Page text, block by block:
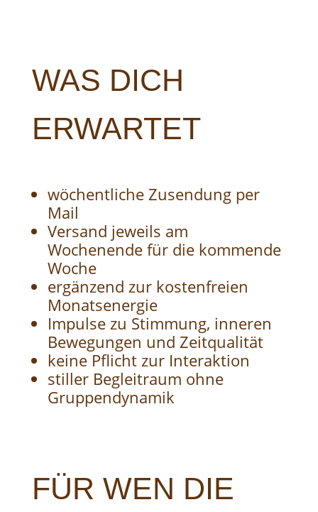
WAS DICH
ERWARTET
wöchentliche Zusendung per
Mail
Versand jeweils am
Wochenende für die kommende
Woche
ergänzend zur kostenfreien
Monatsenergie
Impulse zu Stimmung, inneren
Bewegungen und Zeitqualität
keine Pflicht zur Interaktion
stiller Begleitraum ohne
Gruppendynamik
FÜR WEN DIE